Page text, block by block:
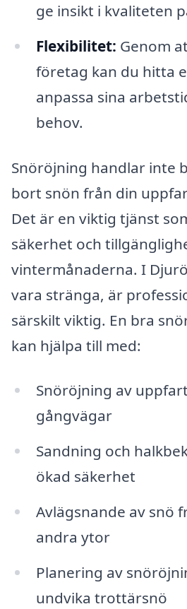
ge insikt i kvaliteten
Flexibilitet: Genom
företag kan du hitta
anpassa sina
behov.
Snöröjning handlar inte
bort snön från din
Det är en viktig tjänst
säkerhet och
vintermånaderna. I
vara stränga, är
särskilt viktig. En bra
kan hjälpa till med:
Snöröjning av
gångvägar
Sandning och
ökad säkerhet
Avlägsnande av snö
andra ytor
Planering av
undvika trottärsnö